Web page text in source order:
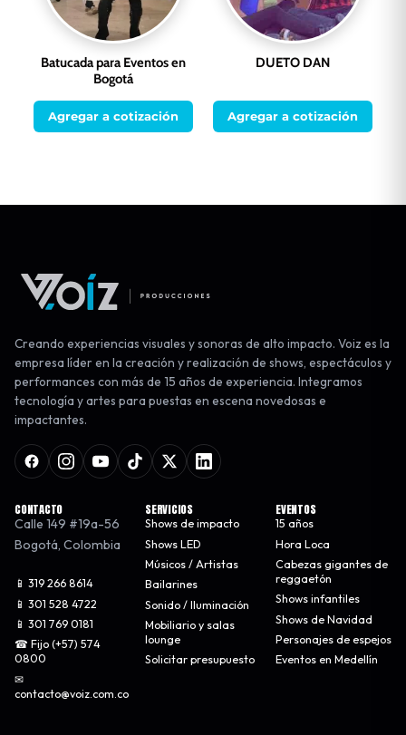
Batucada para Eventos en
Bogotá
Agregar a cotización
DUETO DAN
Agregar a cotización
Creando experiencias visuales y sonoras de alto impacto. Voiz es la
empresa líder en la creación y realización de shows, espectáculos y
performances con más de 15 años de experiencia. Integramos
tecnología y artes para puestas en escena novedosas e
impactantes.
CONTACTO
Calle 149 #19a-56
Bogotá, Colombia
📱 319 266 8614
📱 301 528 4722
📱 301 769 0181
☎ Fijo (+57) 574
0800
✉
contacto@voiz.com.co
SERVICIOS
Shows de impacto
Shows LED
Músicos / Artistas
Bailarines
Sonido / Iluminación
Mobiliario y salas
lounge
Solicitar presupuesto
EVENTOS
15 años
Hora Loca
Cabezas gigantes de
reggaetón
Shows infantiles
Shows de Navidad
Personajes de espejos
Eventos en Medellín